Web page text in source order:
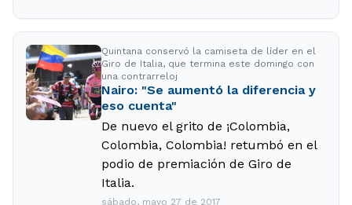
Quintana conservó la camiseta de líder en el
Giro de Italia, que termina este domingo con
una contrarreloj
Nairo: "Se aumentó la diferencia y
eso cuenta"
De nuevo el grito de ¡Colombia,
Colombia, Colombia! retumbó en el
podio de premiación de Giro de
Italia.
sábado, mayo 27 de 2017